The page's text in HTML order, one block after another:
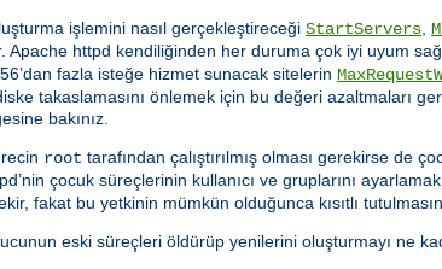
işlemini nasıl gerçekleştireceği StartServers
Apache httpd kendiliğinden her duruma çok iyi uyum
fazla isteğe hizmet sunacak sitelerin
takaslamasını önlemek için bu değeri azaltmaları
bakınız.
root tarafından çalıştırılmış olması gerekirse de
çocuk süreçlerinin kullanıcı ve gruplarını
fakat bu yetkinin mümkün olduğunca kısıtlı tutulmasına
eski süreçleri öldürüp yenilerini oluşturmayı ne